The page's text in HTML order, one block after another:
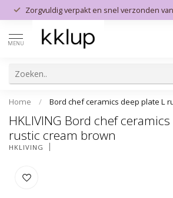
Zorgvuldig verpakt en snel verzonden
MENU
Home / Bord chef ceramics deep plate L
HKLIVING Bord chef
rustic cream brown
HKLIVING